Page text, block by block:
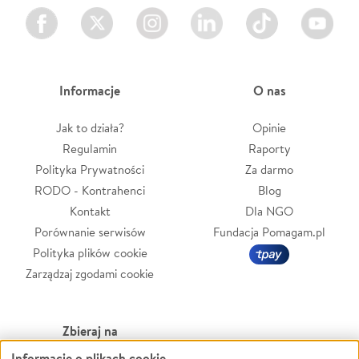
Facebook Twitter Instagram LinkedIn TikTok Youtube
Informacje
Jak to działa?
Regulamin
Polityka Prywatności
RODO - Kontrahenci
Kontakt
Porównanie serwisów
Polityka plików cookie
Zarządzaj zgodami cookie
O nas
Opinie
Raporty
Za darmo
Blog
Dla NGO
Fundacja Pomagam.pl
Zbieraj na